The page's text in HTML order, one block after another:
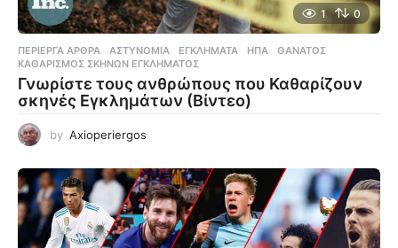
1 0
ΠΕΡΊΕΡΓΑ ΆΡΘΡΑ ΑΣΤΥΝΟΜΊΑ ,ΕΓΚΛΉΜΑΤΑ ,ΗΠΑ ,ΘΆΝΑΤΟΣ
ΚΑΘΑΡΙΣΜΌΣ ΣΚΗΝΏΝ ΕΓΚΛΉΜΑΤΟΣ
Γνωρίστε τους ανθρώπους που Καθαρίζουν
σκηνές Εγκλημάτων (Βίντεο)
by Axioperiergos